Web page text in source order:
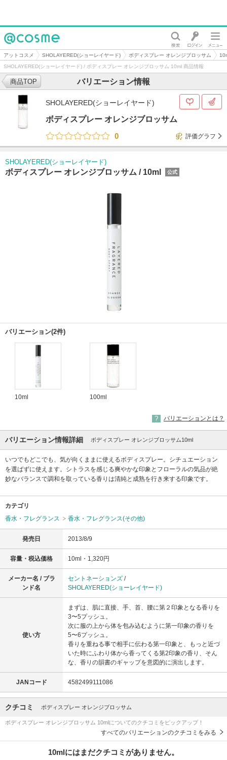
@cosme
アットコスメ SHOLAYERED(ショーレイヤード) ボディスプレー オレンジブロッサム
SHOLAYERED(ショーレイヤード) / ボディスプレー オレンジブロッサム 10ml 商品情報
バリエーション情報
商品TOP
SHOLAYERED(ショーレイヤード)
ボディスプレー オレンジブロッサム
0
評価グラフ
SHOLAYERED(ショーレイヤード)
ボディスプレー オレンジブロッサム / 10ml 公式
バリエーション(2件)
10ml 100ml
バリエーションとは？
バリエーション情報詳細 ボディスプレー オレンジブロッサム10ml
いつでもどこでも、気が向くままに使えるボディスプレー。シチュエーション
を選ばずに使えます。シトラスを感じる爽やかな印象とフローラルの気品が絶
妙なバランスで調和を取っている香りは清純と成熟を行き来する印象です。
カテゴリ
香水・フレグランス
香水・フレグランス(その他)
発売日 2013/8/9
容量・税込価格 10ml・1,320円
メーカー名 / ブラ
ンド名
セントネーションズ /
SHOLAYERED(ショーレイヤード)
使い方
まずは、肌に直接、手、首、腰に第２印象となる香りを
3〜5プッシュ。
次に服の上から体を包み込むように第一印象の香りを
5〜6プッシュ。
香りを重ねる事で相手に伝わる第一印象と、もっと近づ
いた時にふわり体から香ってくる第2印象の香り、そん
な、香りの韻書のギャップを意図的に演出します。
JANコード 4582499111086
クチコミ ボディスプレー オレンジブロッサム
ボディスプレー オレンジブロッサム 10mlについてのクチコミをピックアップ！
すべてのバリエーションのクチコミをみる
10mlにはまだクチコミがありません。